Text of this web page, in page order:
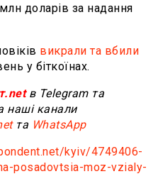
доларів за надання
викрали та вбили
у біткоїнах.
в Telegram та
наші канали
та WhatsApp
kyiv/4749406-
posadovtsia-moz-vzialy-